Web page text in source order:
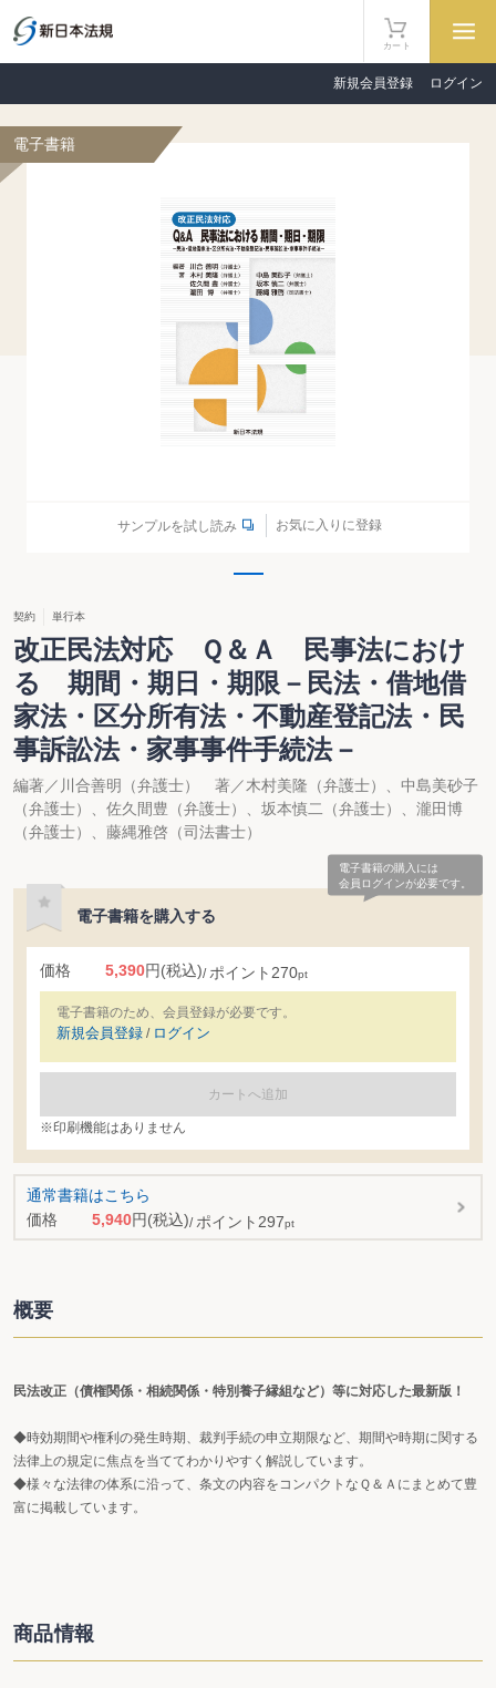
新規会員登録 ログイン
カート
電子書籍
サンプルを試し読み お気に入りに登録
契約 単行本
改正民法対応 Ｑ＆Ａ 民事法におけ
る 期間・期日・期限－民法・借地借
家法・区分所有法・不動産登記法・民
事訴訟法・家事事件手続法－
編著／川合善明（弁護士） 著／木村美隆（弁護士）、中島美砂子
（弁護士）、佐久間豊（弁護士）、坂本慎二（弁護士）、瀧田博
（弁護士）、藤縄雅啓（司法書士）
電子書籍の購入には
会員ログインが必要です。
電子書籍を購入する
価格 5,390円(税込) ポイント 270pt
電子書籍のため、会員登録が必要です。
新規会員登録 / ログイン
カートへ追加
※印刷機能はありません
通常書籍はこちら
価格
5,940円(税込) ポイント 297pt
概要
民法改正（債権関係・相続関係・特別養子縁組など）等に対応した最新版！
◆時効期間や権利の発生時期、裁判手続の申立期限など、期間や時期に関する
法律上の規定に焦点を当ててわかりやすく解説しています。
◆様々な法律の体系に沿って、条文の内容をコンパクトなＱ＆Ａにまとめて豊
富に掲載しています。
商品情報